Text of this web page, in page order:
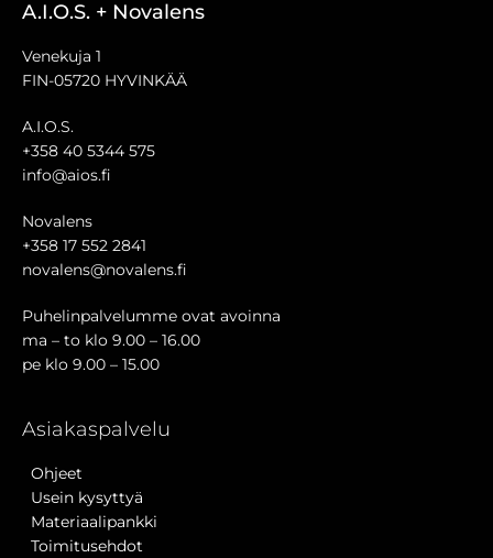
A.I.O.S. + Novalens
Venekuja 1
FIN-05720 HYVINKÄÄ
A.I.O.S.
+358 40 5344 575
info@aios.fi
Novalens
+358 17 552 2841
novalens@novalens.fi
Puhelinpalvelumme ovat avoinna
ma – to klo 9.00 – 16.00
pe klo 9.00 – 15.00
Asiakaspalvelu
Ohjeet
Usein kysyttyä
Materiaalipankki
Toimitusehdot